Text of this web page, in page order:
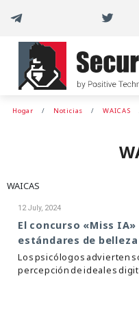
Hogar Noticias WAICAS
WAICAS
12 July, 2024
El concurso «Miss
estándares de
Los psicólogos advierten
percepción de ideales